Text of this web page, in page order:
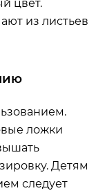
цвет.
из листьев
ложки
Детям
следует